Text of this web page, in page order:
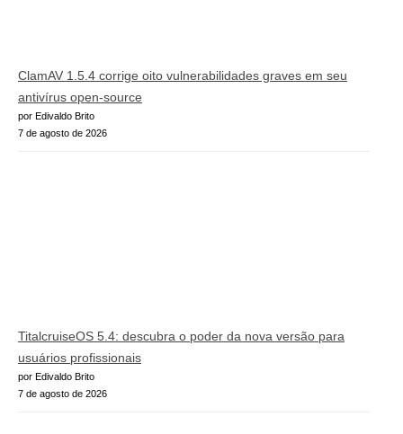
ClamAV 1.5.4 corrige oito vulnerabilidades graves em seu
antivírus open-source
por Edivaldo Brito
7 de agosto de 2026
TitalcruiseOS 5.4: descubra o poder da nova versão para
usuários profissionais
por Edivaldo Brito
7 de agosto de 2026